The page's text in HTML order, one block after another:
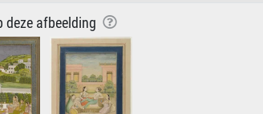
deze afbeelding